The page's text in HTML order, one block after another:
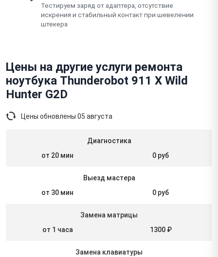
Тестируем заряд от адаптера, отсутствие
искрения и стабильный контакт при шевелении
штекера
Цены на другие услуги ремонта
ноутбука Thunderobot 911 X Wild
Hunter G2D
Цены обновлены 05 августа
Диагностика
от 20 мин
0 руб
Выезд мастера
от 30 мин
0 руб
Замена матрицы
от 1 часа
1300 ₽
Замена клавиатуры